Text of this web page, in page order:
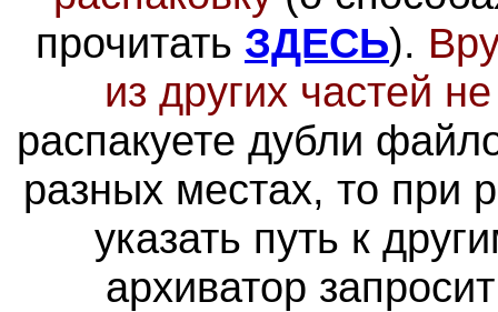
прочитать ЗДЕСЬ).
из других частей
распакуете дубли
разных местах, то при
указать путь к
архиватор